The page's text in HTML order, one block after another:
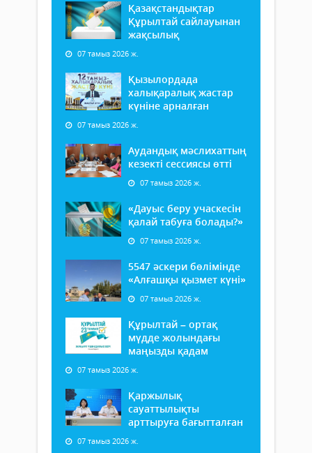
Қазақстандықтар
Құрылтай сайлауынан
жақсылық
07 тамыз 2026 ж.
Қызылордада
халықаралық жастар
күніне арналған
07 тамыз 2026 ж.
Аудандық мәслихаттың
кезекті сессиясы өтті
07 тамыз 2026 ж.
«Дауыс беру учаскесін
қалай табуға болады?»
07 тамыз 2026 ж.
5547 әскери бөлімінде
«Алғашқы қызмет күні»
07 тамыз 2026 ж.
Құрылтай – ортақ
мүдде жолындағы
маңызды қадам
07 тамыз 2026 ж.
Қаржылық
сауаттылықты
арттыруға бағытталған
07 тамыз 2026 ж.